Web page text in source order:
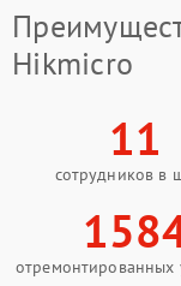
Hikmicro
11
сотрудников в
отремонтированных